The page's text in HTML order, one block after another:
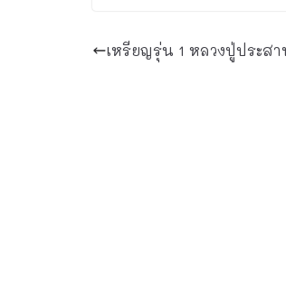
เหรียญรุ่น 1 หลวงปู่ประส